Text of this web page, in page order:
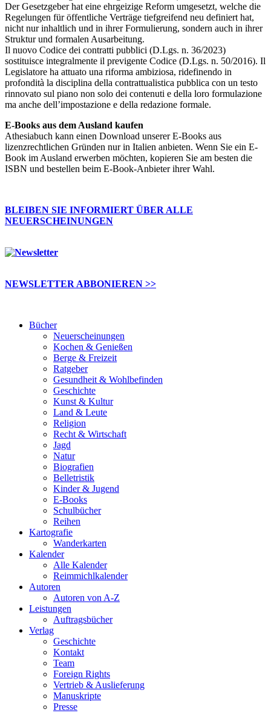
Der Gesetzgeber hat eine ehrgeizige Reform umgesetzt, welche die
Regelungen für öffentliche Verträge tiefgreifend neu definiert hat,
nicht nur inhaltlich und in ihrer Formulierung, sondern auch in ihrer
Struktur und formalen Ausarbeitung.
Il nuovo Codice dei contratti pubblici (D.Lgs. n. 36/2023)
sostituisce integralmente il previgente Codice (D.Lgs. n. 50/2016). Il
Legislatore ha attuato una riforma ambiziosa, ridefinendo in
profondità la disciplina della contrattualistica pubblica con un testo
rinnovato sul piano non solo dei contenuti e della loro formulazione
ma anche dell’impostazione e della redazione formale.
E-Books aus dem Ausland kaufen
Athesiabuch kann einen Download unserer E-Books aus
lizenzrechtlichen Gründen nur in Italien anbieten. Wenn Sie ein E-
Book im Ausland erwerben möchten, kopieren Sie am besten die
ISBN und bestellen beim E-Book-Anbieter ihrer Wahl.
BLEIBEN SIE INFORMIERT ÜBER ALLE
NEUERSCHEINUNGEN
NEWSLETTER ABBONIEREN >>
Bücher
Neuerscheinungen
Kochen & Genießen
Berge & Freizeit
Ratgeber
Gesundheit & Wohlbefinden
Geschichte
Kunst & Kultur
Land & Leute
Religion
Recht & Wirtschaft
Jagd
Natur
Biografien
Belletristik
Kinder & Jugend
E-Books
Schulbücher
Reihen
Kartografie
Wanderkarten
Kalender
Alle Kalender
Reimmichlkalender
Autoren
Autoren von A-Z
Leistungen
Auftragsbücher
Verlag
Geschichte
Kontakt
Team
Foreign Rights
Vertrieb & Auslieferung
Manuskripte
Presse